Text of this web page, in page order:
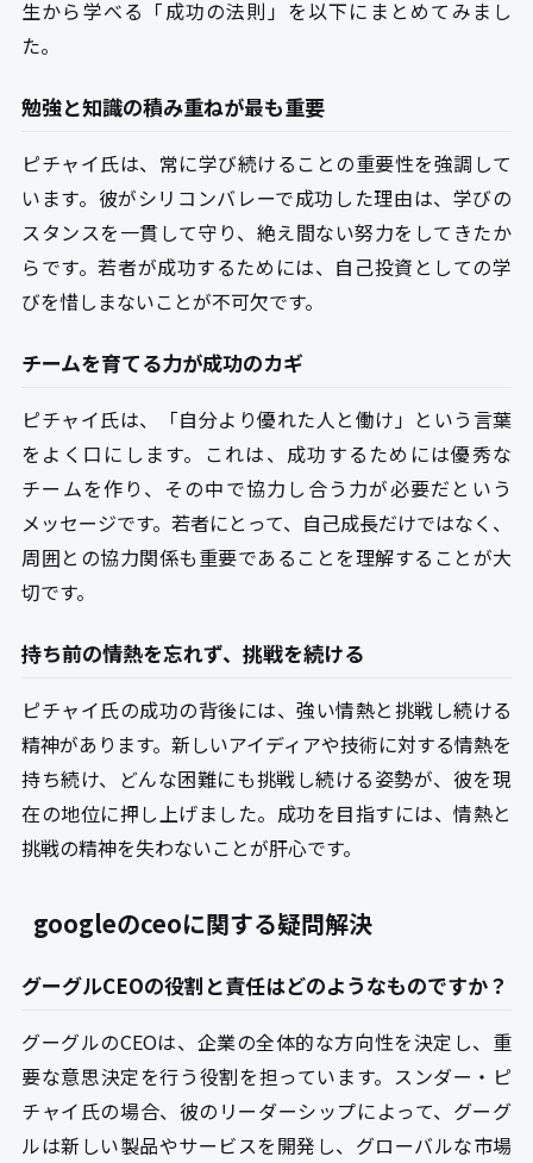
生から学べる「成功の法則」を以下にまとめてみまし
た。
勉強と知識の積み重ねが最も重要
ピチャイ氏は、常に学び続けることの重要性を強調して
います。彼がシリコンバレーで成功した理由は、学びの
スタンスを一貫して守り、絶え間ない努力をしてきたか
らです。若者が成功するためには、自己投資としての学
びを惜しまないことが不可欠です。
チームを育てる力が成功のカギ
ピチャイ氏は、「自分より優れた人と働け」という言葉
をよく口にします。これは、成功するためには優秀な
チームを作り、その中で協力し合う力が必要だという
メッセージです。若者にとって、自己成長だけではなく、
周囲との協力関係も重要であることを理解することが大
切です。
持ち前の情熱を忘れず、挑戦を続ける
ピチャイ氏の成功の背後には、強い情熱と挑戦し続ける
精神があります。新しいアイディアや技術に対する情熱を
持ち続け、どんな困難にも挑戦し続ける姿勢が、彼を現
在の地位に押し上げました。成功を目指すには、情熱と
挑戦の精神を失わないことが肝心です。
googleのceoに関する疑問解決
グーグルCEOの役割と責任はどのようなものですか？
グーグルのCEOは、企業の全体的な方向性を決定し、重
要な意思決定を行う役割を担っています。スンダー・ピ
チャイ氏の場合、彼のリーダーシップによって、グーグ
ルは新しい製品やサービスを開発し、グローバルな市場